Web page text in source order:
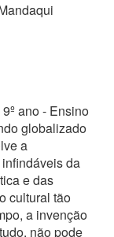
ano - Ensino
globalizado
a
da
e das
cultural tão
a invenção
não pode